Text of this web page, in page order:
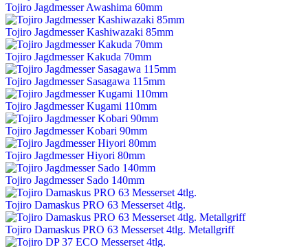
Tojiro Jagdmesser Awashima 60mm
Tojiro Jagdmesser Kashiwazaki 85mm
Tojiro Jagdmesser Kakuda 70mm
Tojiro Jagdmesser Sasagawa 115mm
Tojiro Jagdmesser Kugami 110mm
Tojiro Jagdmesser Kobari 90mm
Tojiro Jagdmesser Hiyori 80mm
Tojiro Jagdmesser Sado 140mm
Tojiro Damaskus PRO 63 Messerset 4tlg.
Tojiro Damaskus PRO 63 Messerset 4tlg. Metallgriff